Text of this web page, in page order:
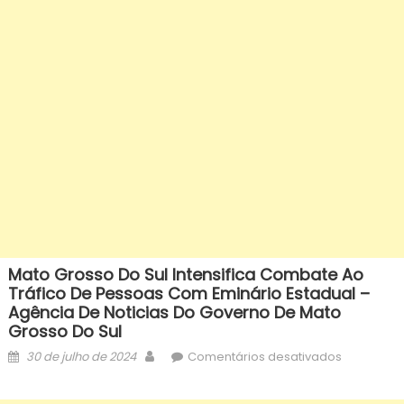
Mato Grosso Do Sul Intensifica Combate Ao
Tráfico De Pessoas Com Eminário Estadual –
Agência De Noticias Do Governo De Mato
Grosso Do Sul
Posted
30 de julho de 2024 AuthorComentários desativadosem
Grosso